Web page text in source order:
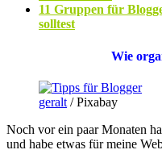
11 Gruppen für
solltest
Wie
geralt / Pixabay
Noch vor ein paar Monaten
und habe etwas für meine